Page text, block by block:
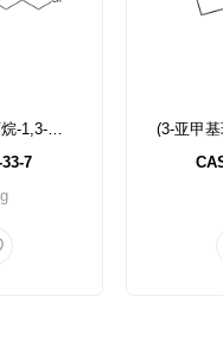
2-(4-(苄氧基)丁基)丙烷-1,3-二醇
7